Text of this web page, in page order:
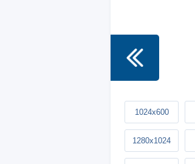
1024x600
1280x1024